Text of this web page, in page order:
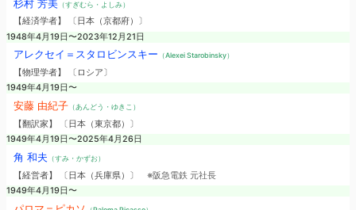
杉村 芳美（すぎむら・よしみ）
【経済学者】 〔日本（京都府）〕
1948年4月19日〜2023年12月21日
アレクセイ＝スタロビンスキー （Alexei Starobinsky）
【物理学者】 〔ロシア〕
1949年4月19日〜
安藤 由紀子（あんどう・ゆきこ）
【翻訳家】 〔日本（東京都）〕
1949年4月19日〜2025年4月26日
角 和夫 （すみ・かずお）
【経営者】 〔日本（兵庫県）〕 ※阪急電鉄 元社長
1949年4月19日〜